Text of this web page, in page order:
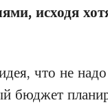
исходя
что не надо
бюджет